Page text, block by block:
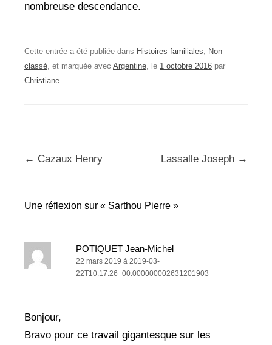
nombreuse descendance.
Cette entrée a été publiée dans Histoires familiales, Non
classé, et marquée avec Argentine, le 1 octobre 2016 par
Christiane.
Navigation
articles
← Cazaux Henry Lassalle Joseph →
Une réflexion sur « Sarthou Pierre »
POTIQUET Jean-Michel
22 mars 2019 à 2019-03-
22T10:17:26+00:000000002631201903
Bonjour,
Bravo pour ce travail gigantesque sur les